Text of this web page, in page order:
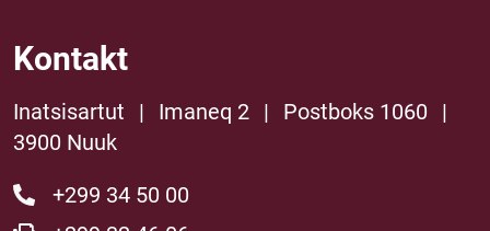
Kontakt
Inatsisartut | Imaneq 2 | Postboks 1060
|
3900 Nuuk
+299 34 50 00